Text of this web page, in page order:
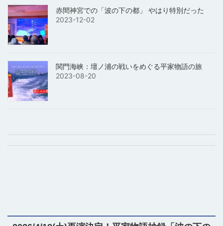
赤間神宮での「波の下の都」 やはり特別だった
2023-12-02
関門海峡：壇ノ浦の戦いをめぐる平家物語の旅
2023-08-20